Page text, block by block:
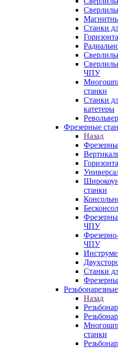
Станки
ЧПУ
станки
Станки
катетеры
Фрезерные
Назад
станки
ЧПУ
ЧПУ
Станки
Назад
станки